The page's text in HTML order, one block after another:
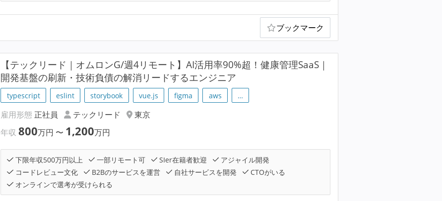
ブックマーク
【テックリード｜オムロンG/週4リモート】AI活用率90%超！健康管理SaaS｜
開発基盤の刷新・技術負債の解消リードするエンジニア
typescript eslint storybook vue.js figma aws …
雇用形態 正社員 テックリード
東京
年収800万円 〜 1,200万円
下限年収500万円以上 一部リモート可 SIer在籍者歓迎
アジャイル開発
コードレビュー文化
B2Bのサービスを運営 自社サービスを開発
CTOがいる
オンラインで選考が受けられる